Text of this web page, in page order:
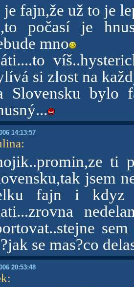
je fajn,že už to je
počasí je
mno
si zlost na
Slovensku bylo
14:13:57
:
ti
jsem
fajn i kdyz
se mas?co
20:53:48
: